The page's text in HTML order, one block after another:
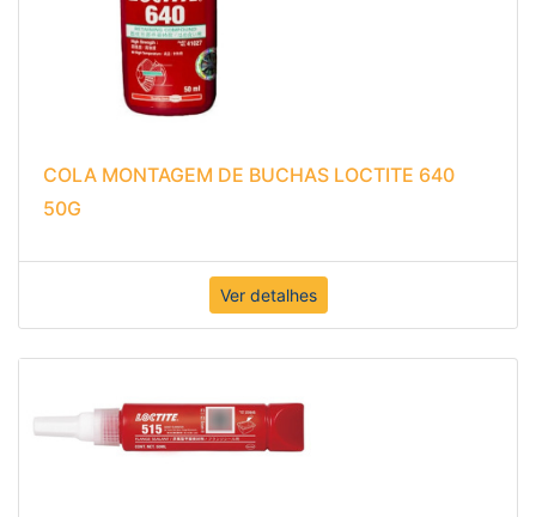
COLA MONTAGEM DE BUCHAS LOCTITE 640
50G
Ver detalhes